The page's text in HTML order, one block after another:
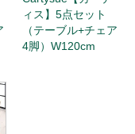
ィス】5点セット
（テーブル+チェア
4脚）W120cm